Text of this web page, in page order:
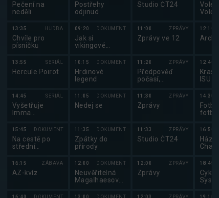
Pečení na
neděli
13:35 HUDBA
Chvíle pro
písničku
13:55 SERIÁL
Hercule Poirot
14:45 SERIÁL
Vyšetřuje
Imma
15:45 DOKUMENT
Na cestě po
střední
16:15 ZÁBAVA
AZ-kvíz
16:40 DOKUMENT
Postřehy
odjinud
09:20 DOKUMENT
Jak si
vikingové
(3/4)
10:15 DOKUMENT
Hrdinové
legend
11:05 DOKUMENT
Nedej se
11:35 DOKUMENT
Zpátky do
přírody
12:00 DOKUMENT
Neuvěřitelná
Magalhaesova
13:00 DOKUMENT
Studio ČT24
11:00 ZPRÁVY
Zprávy ve 12
11:20 ZPRÁVY
Předpověď
počasí,
zprávy
11:30 ZPRÁVY
Zprávy
11:33 ZPRÁVY
Studio ČT24
12:00 ZPRÁVY
Zprávy
12:03 ZPRÁVY
12:10
12:40
ISU
14:35
16:50
18:45
19:15